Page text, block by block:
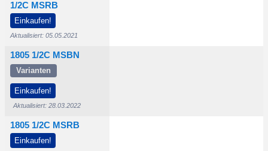
1/2C MSRB
Einkaufen!
Aktualisiert: 05.05.2021
1805 1/2C MSBN
Varianten
Einkaufen!
Aktualisiert: 28.03.2022
1805 1/2C MSRB
Einkaufen!